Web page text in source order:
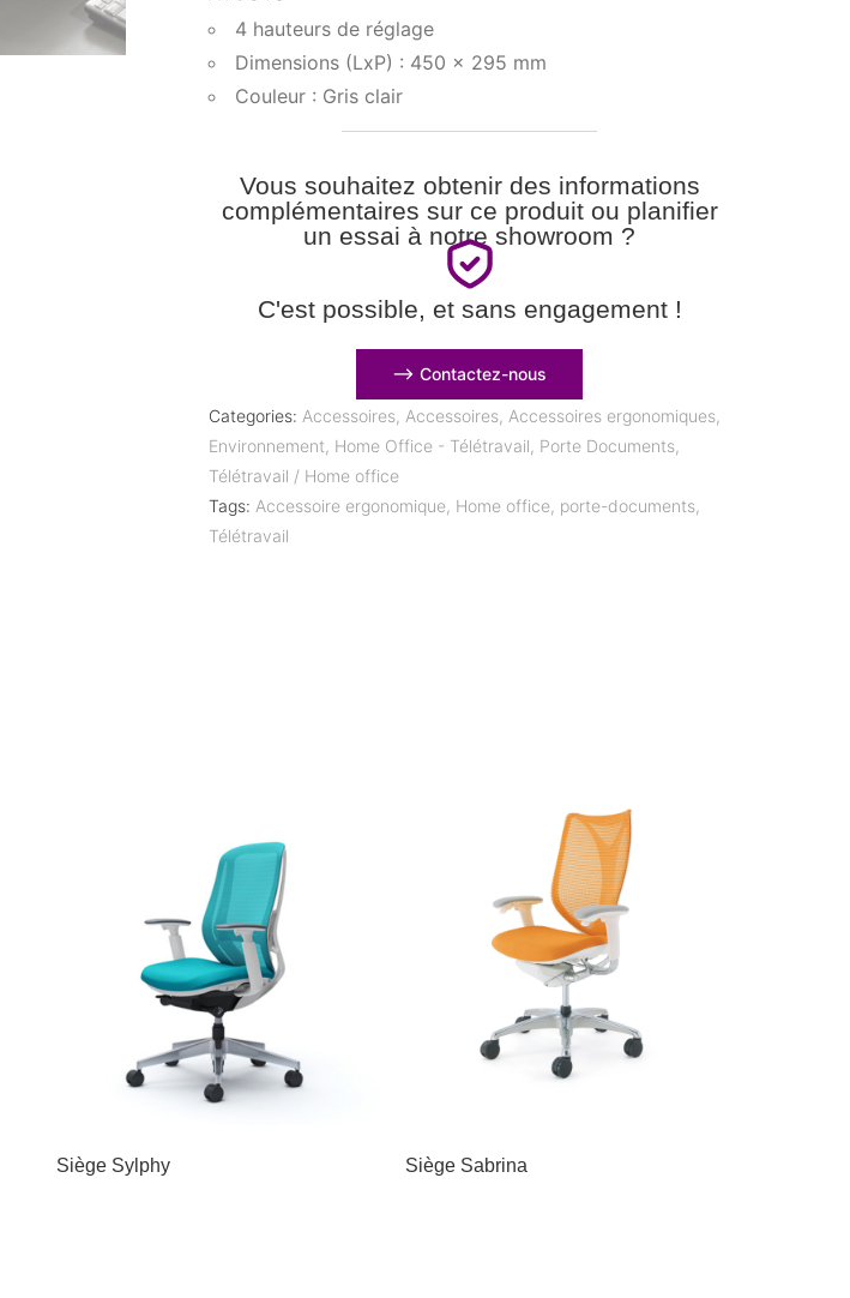
4 hauteurs de réglage
Dimensions (LxP) : 450 x 295 mm
Couleur : Gris clair
Vous souhaitez obtenir des informations
complémentaires sur ce produit ou planifier
un essai à notre showroom ?
C'est possible, et sans engagement !
⟶ Contactez-nous
Categories: Accessoires, Accessoires, Accessoires ergonomiques,
Environnement, Home Office - Télétravail, Porte Documents,
Télétravail / Home office
Tags: Accessoire ergonomique, Home office, porte-documents,
Télétravail
Siège Sylphy Siège Sabrina